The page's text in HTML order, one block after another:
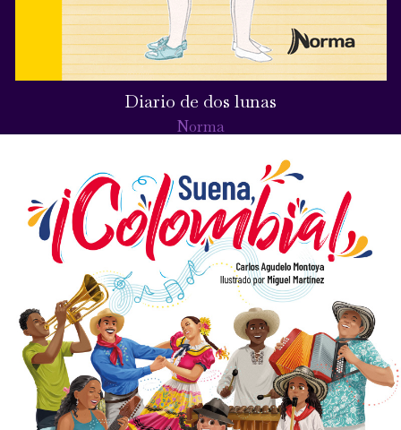
Diario de dos lunas
Norma